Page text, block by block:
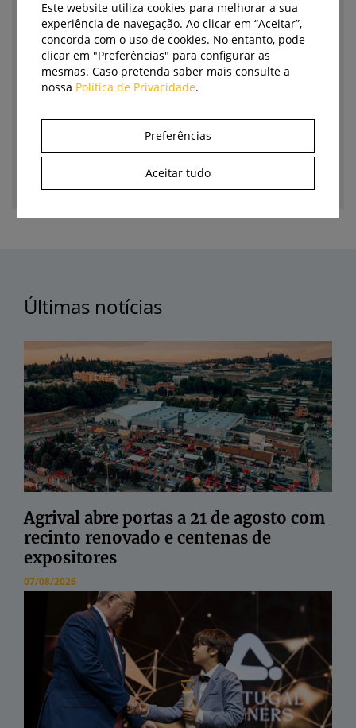
Marca
Autor
Últimas notícias
Agrival abre portas a 21 de agosto com
recinto renovado e centenas de
expositores
07/08/2026
Este website utiliza cookies para melhorar a sua
experiência de navegação. Ao clicar em “Aceitar”,
concorda com o uso de cookies. No entanto, pode
clicar em "Preferências" para configurar as
mesmas. Caso pretenda saber mais consulte a
nossa Política de Privacidade.
Preferências
Aceitar tudo